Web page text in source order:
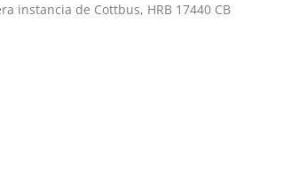
instancia de Cottbus, HRB 17440 CB